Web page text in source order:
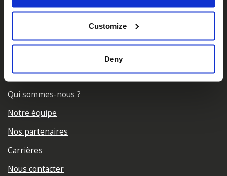
Customize
Deny
Instagram
LinkedIn
A propos de nous
Qui sommes-nous ?
Notre équipe
Nos partenaires
Carrières
Nous contacter